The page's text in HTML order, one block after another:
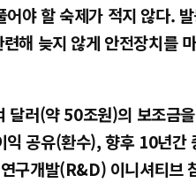
어야 할 숙제가 적지 않다.
해 늦지 않게 안전장치를
달러(약 50조원)의 보조금
익 공유(환수), 향후 10년간
구개발(R&D) 이니셔티브